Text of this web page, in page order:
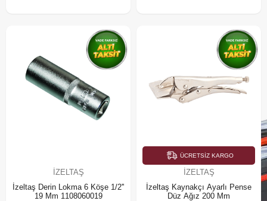
İZELTAŞ
İzeltaş Derin Lokma 6 Köşe 1/2''
19 Mm 1108060019
ÜCRETSIZ KARGO
İZELTAŞ
İzeltaş Kaynakçı Ayarlı Pense
Düz Ağız 200 Mm